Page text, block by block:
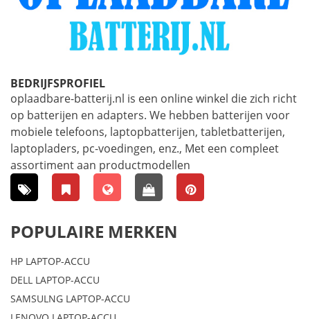
BEDRIJFSPROFIEL
oplaadbare-batterij.nl is een online winkel die zich richt
op batterijen en adapters. We hebben batterijen voor
mobiele telefoons, laptopbatterijen, tabletbatterijen,
laptopladers, pc-voedingen, enz., Met een compleet
assortiment aan productmodellen
POPULAIRE MERKEN
HP LAPTOP-ACCU
DELL LAPTOP-ACCU
SAMSULNG LAPTOP-ACCU